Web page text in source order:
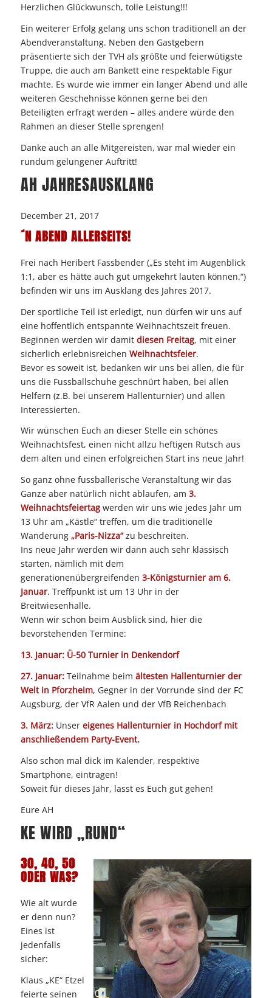
Herzlichen Glückwunsch, tolle Leistung!!!
Ein weiterer Erfolg gelang uns schon traditionell an der
Abendveranstaltung. Neben den Gastgebern
präsentierte sich der TVH als größte und feierwütigste
Truppe, die auch am Bankett eine respektable Figur
machte. Es wurde wie immer ein langer Abend und alle
weiteren Geschehnisse können gerne bei den
Beteiligten erfragt werden – alles andere würde den
Rahmen an dieser Stelle sprengen!
Danke auch an alle Mitgereisten, war mal wieder ein
rundum gelungener Auftritt!
AH JAHRESAUSKLANG
December 21, 2017
´N ABEND ALLERSEITS!
Frei nach Heribert Fassbender („Es steht im Augenblick
1:1, aber es hätte auch gut umgekehrt lauten können.“)
befinden wir uns im Ausklang des Jahres 2017.
Der sportliche Teil ist erledigt, nun dürfen wir uns auf
eine hoffentlich entspannte Weihnachtszeit freuen.
Beginnen werden wir damit diesen Freitag, mit einer
sicherlich erlebnisreichen Weihnachtsfeier.
Bevor es soweit ist, bedanken wir uns bei allen, die für
uns die Fussballschuhe geschnürt haben, bei allen
Helfern (z.B. bei unserem Hallenturnier) und allen
Interessierten.
Wir wünschen Euch an dieser Stelle ein schönes
Weihnachtsfest, einen nicht allzu heftigen Rutsch aus
dem alten und einen erfolgreichen Start ins neue Jahr!
So ganz ohne fussballerische Veranstaltung wir das
Ganze aber natürlich nicht ablaufen, am 3.
Weihnachtsfeiertagwerden wir uns wie jedes Jahr um
13 Uhr am „Kästle“ treffen, um die traditionelle
Wanderung „Paris-Nizza“zu beschreiten.
Ins neue Jahr werden wir dann auch sehr klassisch
starten, nämlich mit dem
generationenübergreifenden 3-Königsturnier am 6.
Januar. Treffpunkt ist um 13 Uhr in der
Breitwiesenhalle.
Wenn wir schon beim Ausblick sind, hier die
bevorstehenden Termine:
13. Januar: Ü-50 Turnier in Denkendorf
27. Januar:Teilnahme beim ältesten Hallenturnier der
Welt in Pforzheim, Gegner in der Vorrunde sind der FC
Augsburg, der VfR Aalen und der VfB Reichenbach
3. März:Unser eigenes Hallenturnier in Hochdorf mit
anschließendem Party-Event.
Also schon mal dick im Kalender, respektive
Smartphone, eintragen!
Soweit für dieses Jahr, lasst es Euch gut gehen!
Eure AH
KE WIRD „RUND“
30, 40, 50
ODER WAS?
Wie alt wurde
er denn nun?
Eines ist
jedenfalls
sicher:
Klaus „KE“ Etzel
feierte seinen